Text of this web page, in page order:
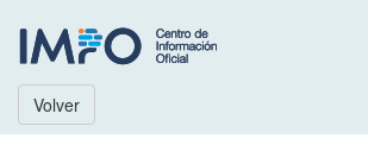
Volver